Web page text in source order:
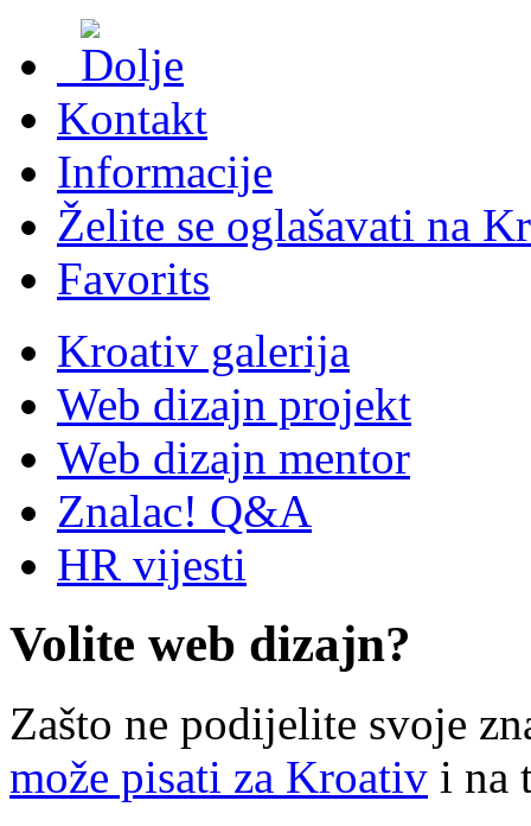
Kontakt
Informacije
Želite se oglašavati na
Favorits
Kroativ galerija
Web dizajn projekt
Web dizajn mentor
Znalac! Q&A
HR vijesti
Volite web dizajn?
Zašto ne podijelite svoje
može pisati za Kroativ i na